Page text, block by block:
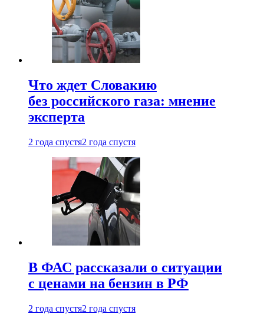
Что ждет Словакию
без российского газа: мнение
эксперта
2 года спустя2 года спустя
В ФАС рассказали о ситуации
с ценами на бензин в РФ
2 года спустя2 года спустя